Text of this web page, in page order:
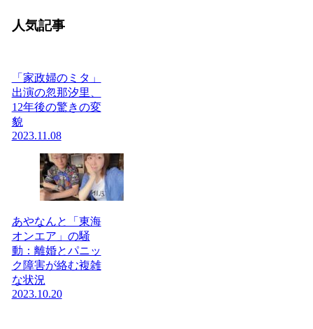
人気記事
「家政婦のミタ」
出演の忽那汐里、
12年後の驚きの変
貌
2023.11.08
あやなんと「東海
オンエア」の騒
動：離婚とパニッ
ク障害が絡む複雑
な状況
2023.10.20